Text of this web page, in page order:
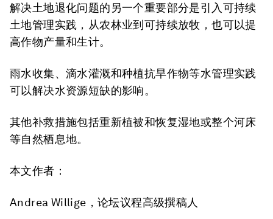
解决土地退化问题的另一个重要部分是引入可持续
土地管理实践，从农林业到可持续放牧，也可以提
高作物产量和生计。
雨水收集、滴水灌溉和种植抗旱作物等水管理实践
可以解决水资源短缺的影响。
其他补救措施包括重新植被和恢复湿地或整个河床
等自然栖息地。
本文作者：
Andrea Willige，论坛议程高级撰稿人